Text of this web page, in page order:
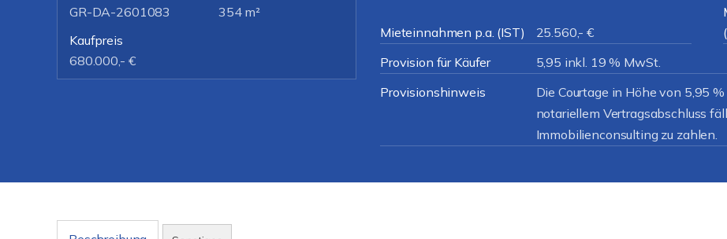
GR-DA-2601083
354 m²
Kaufpreis
680.000,- €
Mieteinnahmen p.a. (IST) 25.560,- €
Provision für Käufer
5,95 inkl. 19 % MwSt.
Provisionshinweis
Die Courtage in Höhe von 5,95
notariellem Vertragsabschluss
Immobilienconsulting zu zahlen.